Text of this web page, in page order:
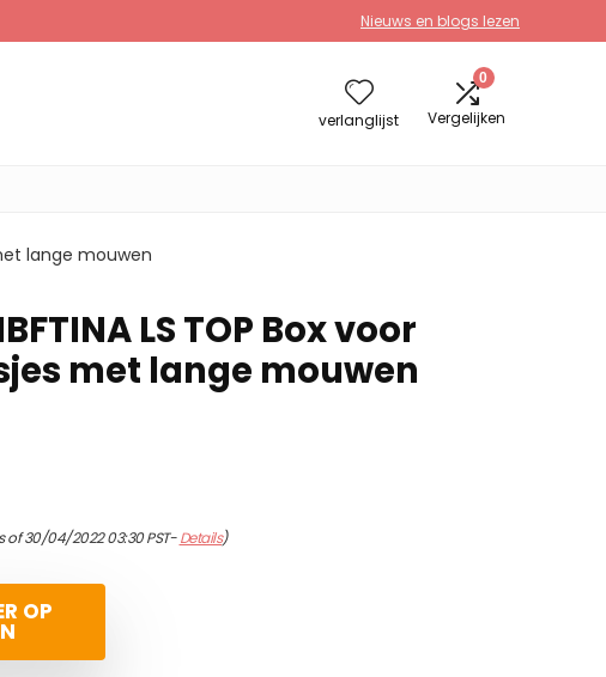
Nieuws en blogs lezen
verlanglijst
0
Vergelijken
lange mouwen
LS TOP Box voor
met lange mouwen
of 30/04/2022 03:30 PST-Details)
OP